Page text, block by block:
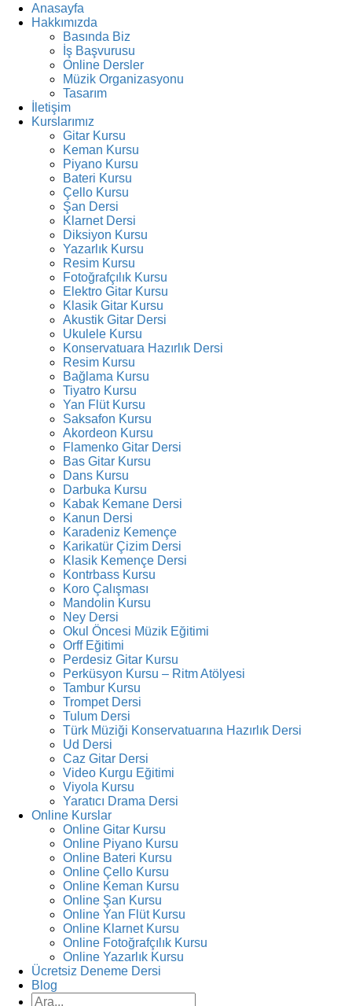
Anasayfa
Hakkımızda
Basında Biz
İş Başvurusu
Online Dersler
Müzik Organizasyonu
Tasarım
İletişim
Kurslarımız
Gitar Kursu
Keman Kursu
Piyano Kursu
Bateri Kursu
Çello Kursu
Şan Dersi
Klarnet Dersi
Diksiyon Kursu
Yazarlık Kursu
Resim Kursu
Fotoğrafçılık Kursu
Elektro Gitar Kursu
Klasik Gitar Kursu
Akustik Gitar Dersi
Ukulele Kursu
Konservatuara Hazırlık Dersi
Resim Kursu
Bağlama Kursu
Tiyatro Kursu
Yan Flüt Kursu
Saksafon Kursu
Akordeon Kursu
Flamenko Gitar Dersi
Bas Gitar Kursu
Dans Kursu
Darbuka Kursu
Kabak Kemane Dersi
Kanun Dersi
Karadeniz Kemençe
Karikatür Çizim Dersi
Klasik Kemençe Dersi
Kontrbass Kursu
Koro Çalışması
Mandolin Kursu
Ney Dersi
Okul Öncesi Müzik Eğitimi
Orff Eğitimi
Perdesiz Gitar Kursu
Perküsyon Kursu – Ritm Atölyesi
Tambur Kursu
Trompet Dersi
Tulum Dersi
Türk Müziği Konservatuarına Hazırlık Dersi
Ud Dersi
Caz Gitar Dersi
Video Kurgu Eğitimi
Viyola Kursu
Yaratıcı Drama Dersi
Online Kurslar
Online Gitar Kursu
Online Piyano Kursu
Online Bateri Kursu
Online Çello Kursu
Online Keman Kursu
Online Şan Kursu
Online Yan Flüt Kursu
Online Klarnet Kursu
Online Fotoğrafçılık Kursu
Online Yazarlık Kursu
Ücretsiz Deneme Dersi
Blog
Ara: